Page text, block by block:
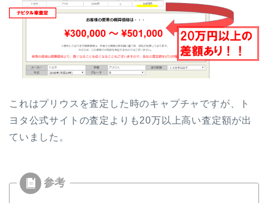
これはプリウスを査定した時のキャプチャですが、ト
ヨタ公式サイトの査定よりも20万以上高い査定額が出
ていました。